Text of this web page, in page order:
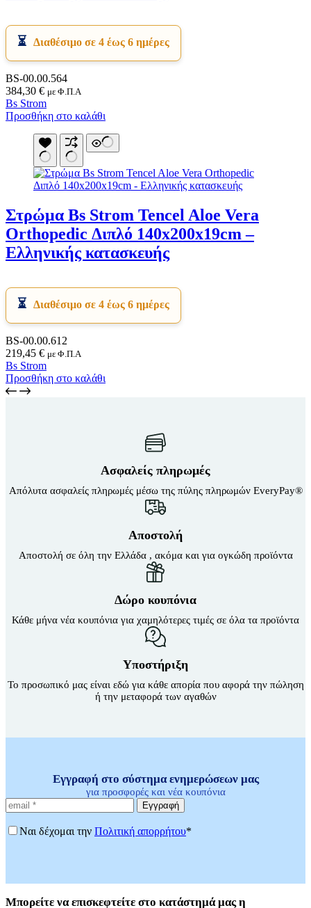
Διαθέσιμο σε 4 έως 6 ημέρες
BS-00.00.564
384,30 € με Φ.Π.Α
Bs Strom
Προσθήκη στο καλάθι
Στρώμα Bs Strom Tencel Aloe Vera
Orthopedic Διπλό 140x200x19cm –
Ελληνικής κατασκευής
Διαθέσιμο σε 4 έως 6 ημέρες
BS-00.00.612
219,45 € με Φ.Π.Α
Bs Strom
Προσθήκη στο καλάθι
Ασφαλείς πληρωμές
Απόλυτα ασφαλείς πληρωμές μέσω της πύλης πληρωμών EveryPay®
Αποστολή
Αποστολή σε όλη την Ελλάδα , ακόμα και για ογκώδη προϊόντα
Δώρο κουπόνια
Κάθε μήνα νέα κουπόνια για χαμηλότερες τιμές σε όλα τα προϊόντα
Υποστήριξη
Το προσωπικό μας είναι εδώ για κάθε απορία που αφορά την πώληση
ή την μεταφορά των αγαθών
Εγγραφή στο σύστημα ενημερώσεων μας
για προσφορές και νέα κουπόνια
Εγγραφή
Ναι δέχομαι την Πολιτική απορρήτου*
Μπορείτε να επισκεφτείτε στο κατάστημά μας η